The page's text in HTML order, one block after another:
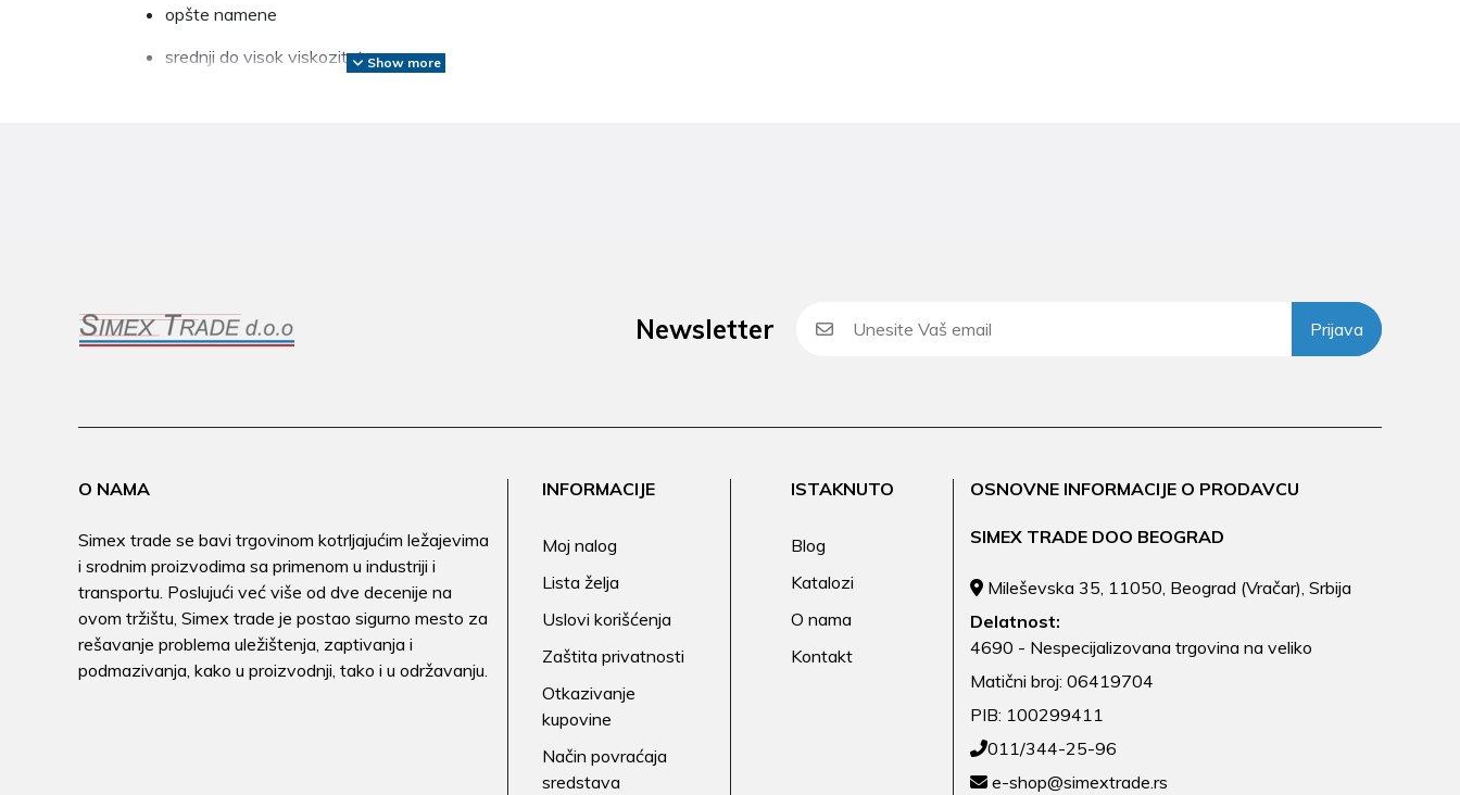
opšte namene
srednji do visok viskozitet Show more
Newsletter Prijava
O NAMA
Simex trade se bavi trgovinom kotrljajućim ležajevima
i srodnim proizvodima sa primenom u industriji i
transportu. Poslujući već više od dve decenije na
ovom tržištu, Simex trade je postao sigurno mesto za
rešavanje problema uležištenja, zaptivanja i
podmazivanja, kako u proizvodnji, tako i u održavanju.
INFORMACIJE
Moj nalog
Lista želja
Uslovi korišćenja
Zaštita privatnosti
Otkazivanje
kupovine
Način povraćaja
sredstava
ISTAKNUTO
Blog
Katalozi
O nama
Kontakt
OSNOVNE INFORMACIJE O PRODAVCU
SIMEX TRADE DOO BEOGRAD
Mileševska 35, 11050, Beograd (Vračar), Srbija
Delatnost:
4690 - Nespecijalizovana trgovina na veliko
Matični broj: 06419704
PIB: 100299411
011/344-25-96
e-shop@simextrade.rs